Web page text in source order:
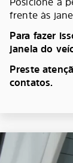
frente às
Para fazer
janela do
Preste
contatos.